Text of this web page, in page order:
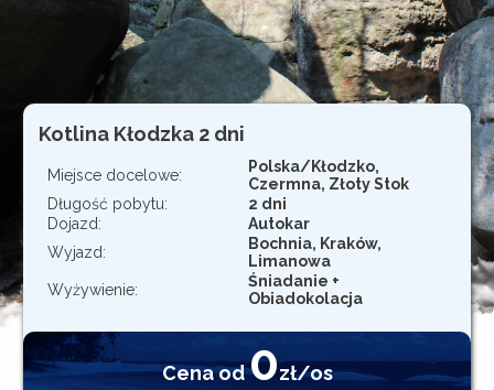
Przegląd danych Kody rabatowe
Rejestracja
Kotlina Kłodzka 2 dni
Miejsce docelowe:
Polska/Kłodzko,
Czermna, Złoty Stok
Długość pobytu:
2 dni
Dojazd:
Autokar
Wyjazd:
Bochnia, Kraków,
Limanowa
Wyżywienie:
Śniadanie +
Obiadokolacja
Cena od0zł/os